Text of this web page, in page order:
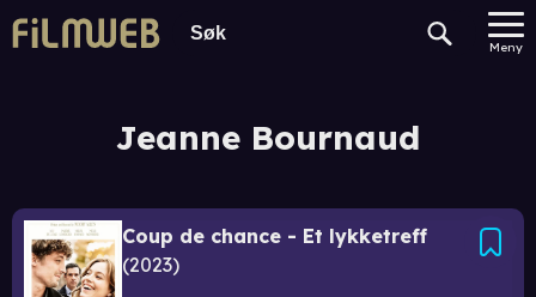
Meny
Jeanne Bournaud
Coup de chance - Et lykketreff
2023